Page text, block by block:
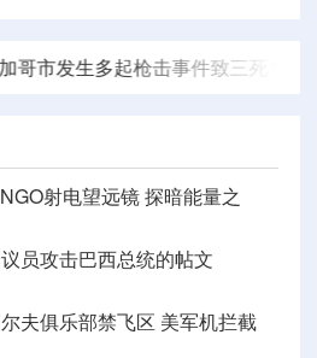
机病毒当心中招
多起枪击事件致三死10伤
射电望远镜 探暗能量之
员攻击巴西总统的帖文
夫俱乐部禁飞区 美军机拦截